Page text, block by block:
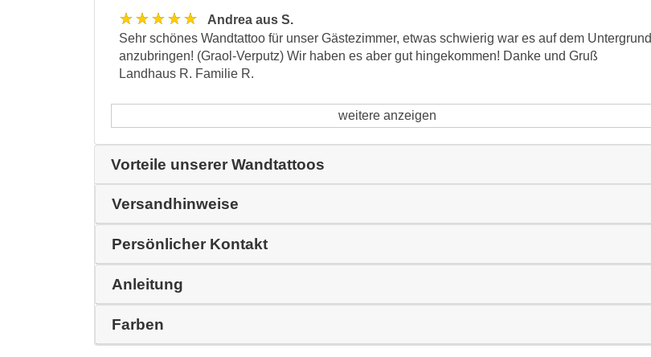
★★★★★
Andrea aus S.
Sehr schönes Wandtattoo für unser Gästezimmer, etwas schwierig war es auf dem Untergrund
anzubringen! (Graol-Verputz) Wir haben es aber gut hingekommen! Danke und Gruß
Landhaus R. Familie R.
weitere anzeigen
Vorteile unserer Wandtattoos
Versandhinweise
Persönlicher Kontakt
Anleitung
Farben